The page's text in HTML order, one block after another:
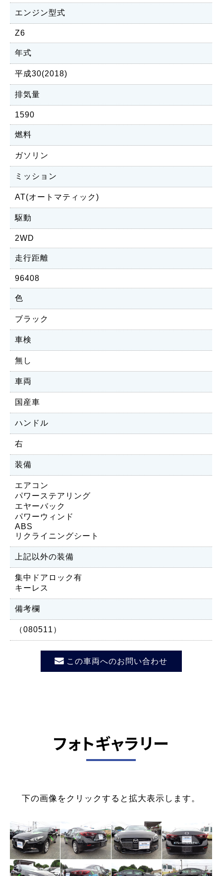
エンジン型式
Z6
年式
平成30(2018)
排気量
1590
燃料
ガソリン
ミッション
AT(オートマティック)
駆動
2WD
走行距離
96408
色
ブラック
車検
無し
車両
国産車
ハンドル
右
装備
エアコン
パワーステアリング
エヤーバック
パワーウィンド
ABS
リクライニングシート
上記以外の装備
集中ドアロック有
キーレス
備考欄
（080511）
この車両へのお問い合わせ
フォトギャラリー
下の画像をクリックすると拡大表示します。